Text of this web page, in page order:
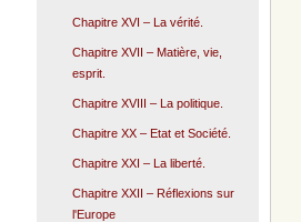
Chapitre XVI – La vérité.
Chapitre XVII – Matière, vie,
esprit.
Chapitre XVIII – La politique.
Chapitre XX – Etat et Société.
Chapitre XXI – La liberté.
Chapitre XXII – Réflexions sur
l'Europe